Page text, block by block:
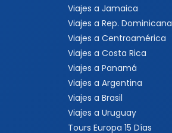
Viajes a Jamaica
Viajes a Rep. Dominicana
Viajes a Centroamérica
Viajes a Costa Rica
Viajes a Panamá
Viajes a Argentina
Viajes a Brasil
Viajes a Uruguay
Tours Europa 15 Días